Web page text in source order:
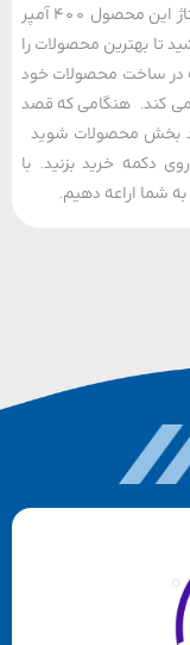
مادگی صنعتی پارس فانال با ما همراه باشید. ولتاژ این محصول 400 آمپر
محصولات را
محصولات خود
هنگامی که قصد
محصولات شوید
خرید بزنید. با
دهیم.